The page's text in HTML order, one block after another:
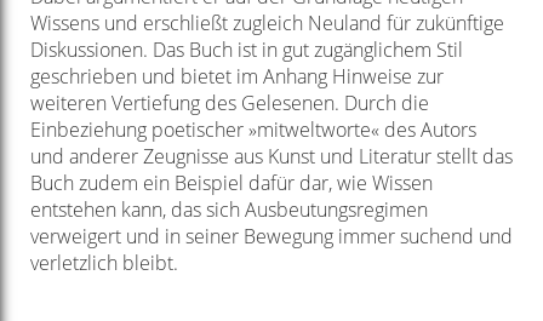
Wissens und erschließt zugleich Neuland für zukünftige
Diskussionen. Das Buch ist in gut zugänglichem Stil
geschrieben und bietet im Anhang Hinweise zur
weiteren Vertiefung des Gelesenen. Durch die
Einbeziehung poetischer »mitweltworte« des Autors
und anderer Zeugnisse aus Kunst und Literatur stellt das
Buch zudem ein Beispiel dafür dar, wie Wissen
entstehen kann, das sich Ausbeutungsregimen
verweigert und in seiner Bewegung immer suchend und
verletzlich bleibt.